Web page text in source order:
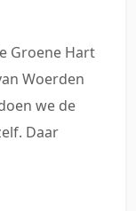
Groene Hart
Woerden
we de
Daar